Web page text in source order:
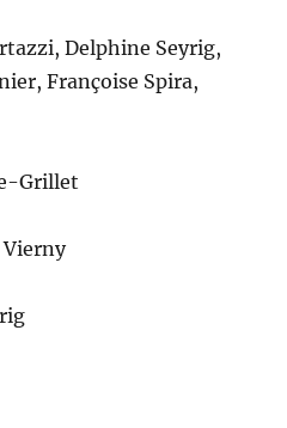
Delphine Seyrig,
Françoise Spira,
Grillet
Vierny